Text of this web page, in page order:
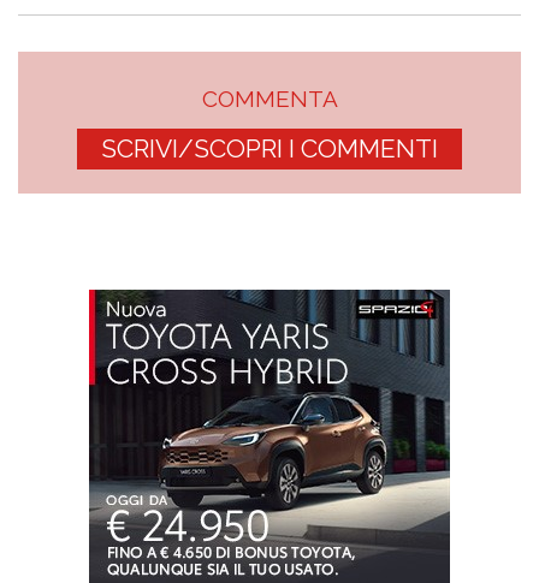
COMMENTA
SCRIVI/SCOPRI I COMMENTI